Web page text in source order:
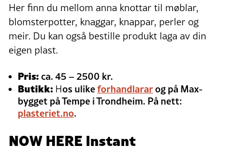
Her finn du mellom anna knottar til møblar,
blomsterpotter, knaggar, knappar, perler og
meir. Du kan også bestille produkt laga av din
eigen plast.
Pris:ca. 45 – 2500 kr.
Butikk: Hos ulikeforhandlararog på Max-
bygget på Tempe i Trondheim. På nett:
plasteriet.no.
NOW HERE Instant